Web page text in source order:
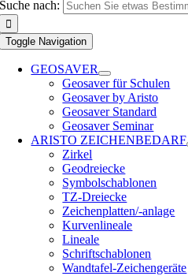
Suche nach:
Toggle Navigation
GEOSAVER
Geosaver für Schulen
Geosaver by Aristo
Geosaver Standard
Geosaver Seminar
ARISTO ZEICHENBEDARF
Zirkel
Geodreiecke
Symbolschablonen
TZ-Dreiecke
Zeichenplatten/-anlage
Kurvenlineale
Lineale
Schriftschablonen
Wandtafel-Zeichengeräte